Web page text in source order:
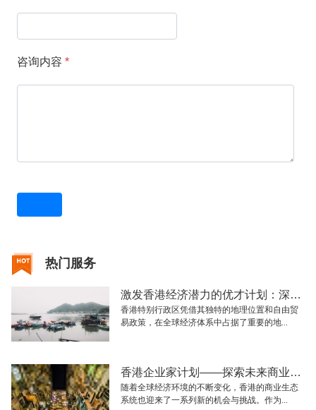
咨询内容 *
热门服务
激发香港经济潜力的优才计划：深入解析与展望
香港特别行政区凭借其独特的地理位置和自由贸
易政策，在全球经济体系中占据了重要的地...
香港企业家计划——探索未来商业的创新模式与发展机会
随着全球经济环境的不断变化，香港的商业生态
系统也迎来了一系列新的机会与挑战。作为...